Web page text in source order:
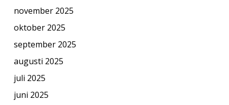
november 2025
oktober 2025
september 2025
augusti 2025
juli 2025
juni 2025